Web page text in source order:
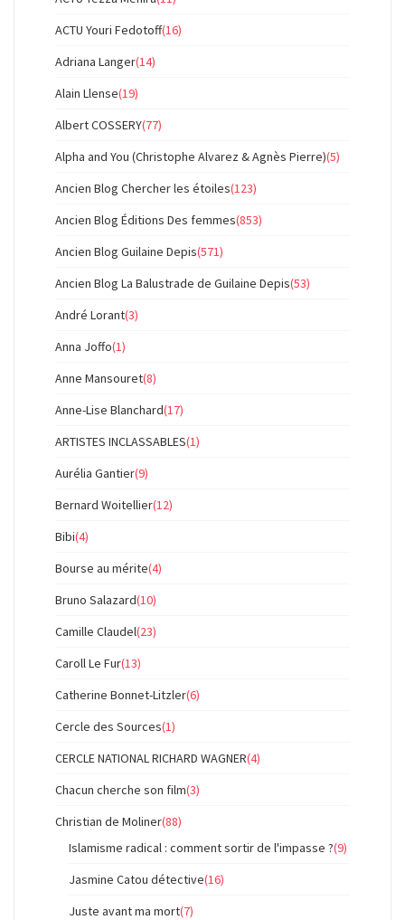
ACTU Youri Fedotoff(16)
Adriana Langer(14)
Alain Llense(19)
Albert COSSERY(77)
Alpha and You (Christophe Alvarez & Agnès Pierre)(5)
Ancien Blog Chercher les étoiles(123)
Ancien Blog Éditions Des femmes(853)
Ancien Blog Guilaine Depis(571)
Ancien Blog La Balustrade de Guilaine Depis(53)
André Lorant(3)
Anna Joffo(1)
Anne Mansouret(8)
Anne-Lise Blanchard(17)
ARTISTES INCLASSABLES(1)
Aurélia Gantier(9)
Bernard Woitellier(12)
Bibi(4)
Bourse au mérite(4)
Bruno Salazard(10)
Camille Claudel(23)
Caroll Le Fur(13)
Catherine Bonnet-Litzler(6)
Cercle des Sources(1)
CERCLE NATIONAL RICHARD WAGNER(4)
Chacun cherche son film(3)
Christian de Moliner(88)
Islamisme radical : comment sortir de l'impasse ?(9)
Jasmine Catou détective(16)
Juste avant ma mort(7)